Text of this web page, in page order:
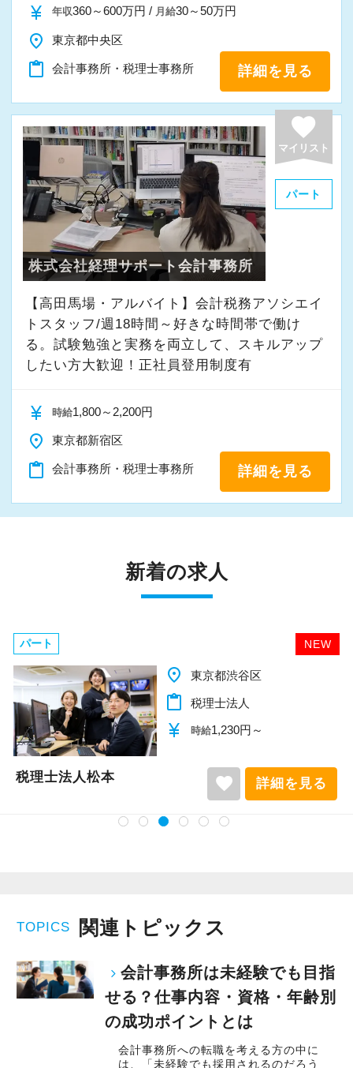
▽採用サイト
職場環境やスタッフのインタビューなど、掲載
しております！
https://www.mountain.co.jp/recruiting/
currency_yen 年収360～600万円 / 月給30～50万円
place 東京都中央区
content_paste 会計事務所・税理士事務所 詳細を見る
favorite
マイリスト
パート
株式会社経理サポート会計事務所
【高田馬場・アルバイト】会計税務アソシエイ
トスタッフ/週18時間～好きな時間帯で働け
る。試験勉強と実務を両立して、スキルアップ
したい方大歓迎！正社員登用制度有
currency_yen 時給1,800～2,200円
place 東京都新宿区
content_paste 会計事務所・税理士事務所 詳細を見る
新着の求人
NEW
パート
place 千葉県柏市
content_paste 税理士法人
currency_yen 時給1,140円～
税理士法人松本 favorite 詳細を見る
TOPICS 関連トピックス
会計事務所は未経験でも目指
せる？仕事内容・資格・年齢別
の成功ポイントとは
会計事務所への転職を考える方の中に
は、「未経験でも採用されるのだろう